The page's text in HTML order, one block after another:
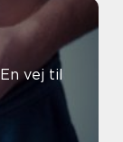
vej til